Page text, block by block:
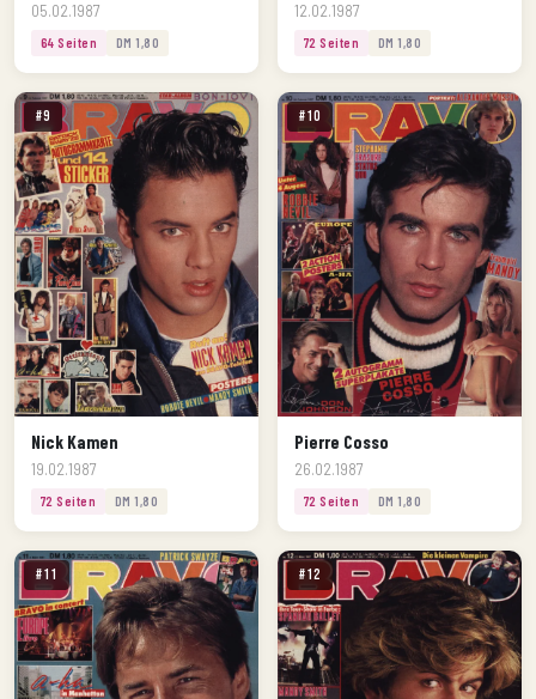
05.02.1987
64 Seiten DM 1,80
12.02.1987
72 Seiten DM 1,80
#9
Nick Kamen
19.02.1987
72 Seiten DM 1,80
#10
Pierre Cosso
26.02.1987
72 Seiten DM 1,80
#11 #12